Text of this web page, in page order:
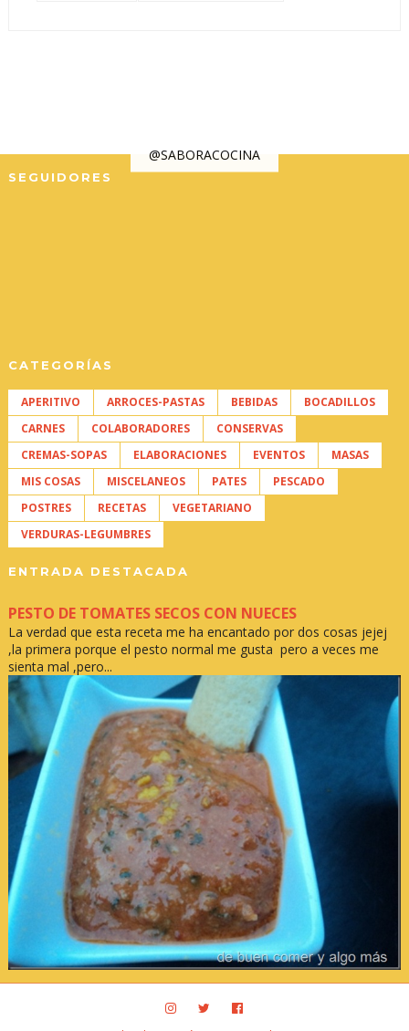
@SABORACOCINA
SEGUIDORES
CATEGORÍAS
APERITIVO ARROCES-PASTAS BEBIDAS
BOCADILLOS
CARNES
COLABORADORES
CONSERVAS
CREMAS-SOPAS
ELABORACIONES EVENTOS
MASAS
MIS COSAS
MISCELANEOS PATES
PESCADO
POSTRES
RECETAS
VEGETARIANO
VERDURAS-LEGUMBRES
ENTRADA DESTACADA
PESTO DE TOMATES SECOS CON NUECES
La verdad que esta receta me ha encantado por dos cosas jejej
,la primera porque el pesto normal me gusta pero a veces me
sienta mal ,pero...